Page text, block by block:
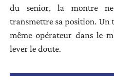
du senior, la montre
transmettre sa position. Un
même opérateur dans le
lever le doute.